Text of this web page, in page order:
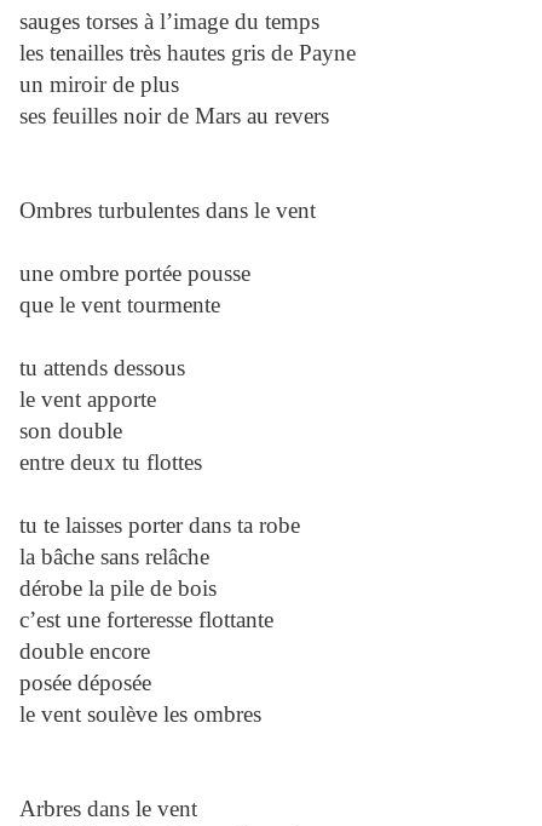
sauges torses à l’image du temps
les tenailles très hautes gris de Payne
un miroir de plus
ses feuilles noir de Mars au revers
Ombres turbulentes dans le vent
une ombre portée pousse
que le vent tourmente
tu attends dessous
le vent apporte
son double
entre deux tu flottes
tu te laisses porter dans ta robe
la bâche sans relâche
dérobe la pile de bois
c’est une forteresse flottante
double encore
posée déposée
le vent soulève les ombres
Arbres dans le vent